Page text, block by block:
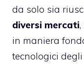
da solo sia
diversi mercati
in maniera
tecnologici